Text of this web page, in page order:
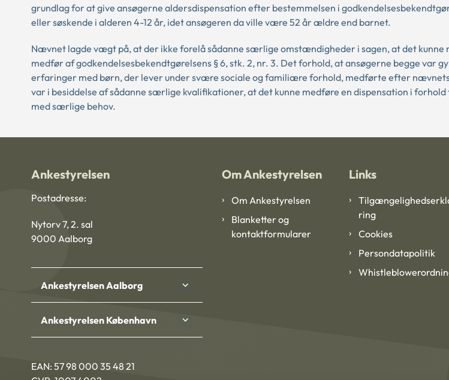
grundlag for at give ansøgerne aldersdispensation efter bestemmelsen i
eller søskende i alderen 4-12 år, idet ansøgeren da ville være 52 år ældre end barnet.
Nævnet lagde vægt på, at der ikke forelå sådanne særlige omstændigheder i sagen, at det kunne
medfør af godkendelsesbekendtgørelsens § 6, stk. 2, nr. 3. Det forhold, at ansøgerne begge var
erfaringer med børn, der lever under svære sociale og familiære forhold, medførte efter
var i besiddelse af sådanne særlige kvalifikationer, at det kunne medføre en dispensation i
med særlige behov.
Ankestyrelsen
Postadresse:
Nytorv 7, 2. sal
9000 Aalborg
Ankestyrelsen Aalborg
Ankestyrelsen København
EAN: 57 98 000 35 48 21
Om Ankestyrelsen
Om Ankestyrelsen
Blanketter og
kontaktformularer
Links
ring
Cookies
Persondatapolitik